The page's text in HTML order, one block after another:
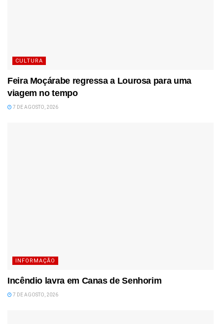
CULTURA
Feira Moçárabe regressa a Lourosa para uma
viagem no tempo
7 DE AGOSTO, 2026
INFORMAÇÃO
Incêndio lavra em Canas de Senhorim
7 DE AGOSTO, 2026